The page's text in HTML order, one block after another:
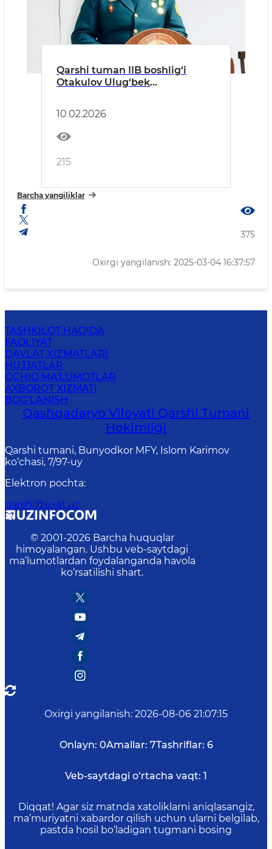
Qarshi tuman IIB boshlig‘i
Otakulov Ulug‘bek
10.02.2026
215
Barcha yangiliklar
375
Oxirgi yangilanish: 2025-03-04 16:37:57
TASHKILOT HAQIDA
FAOLIYAT
DAVLAT XIZMATLARI
HUJJATLAR
OCHIQ MA'LUMOTLAR
AXBOROT XIZMATI
BOG‘LANISH
Qashqadaryo Viloyati Qarshi Tumani
Hokimligi
Qarshi tumani, Bunyodkor MFY, Islom Karimov
ko‘chasi, 7/97-uy
Elektron pochta:
qarshi@exat.uz
© 2001-2026 Barcha huquqlar
himoyalangan. Ushbu veb-saytdagi
ma’lumotlardan foydalanganda havola
ko‘rsatilishi shart.
Oxirgi yangilanish: 2026-08-06 21:07:15
Onlayn: 0Amallar: 7Tashriflar: 6
Veb-saytdagi o‘rtacha vaqt: 1
Diqqat! Agar siz matnda xatoliklarni aniqlasangiz,
ma’muriyatni xabardor qilish uchun ularni belgilab,
pastda hosil bo‘ladigan tugmani bosing